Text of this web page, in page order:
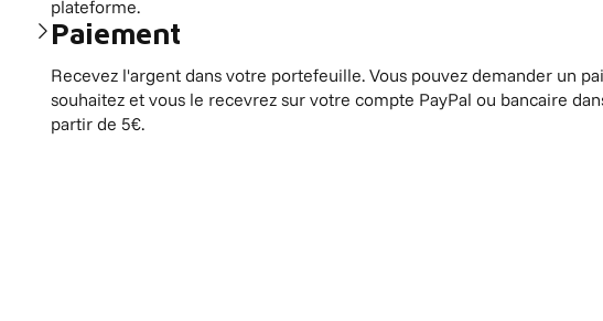
plateforme.
Paiement
Recevez l'argent dans votre portefeuille. Vous pouvez demander un
souhaitez et vous le recevrez sur votre compte PayPal ou bancaire
partir de 5€.